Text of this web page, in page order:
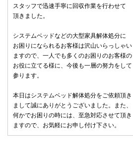
スタッフで迅速手寧に回収作業を行わせて
頂きました。
システムベッドなどの大型家具解体処分に
お困りになられるお客様は沢山いらっしゃい
ますので、一人でも多くのお困りのお客様の
お役に立てる様に、今後も一層の努力をして
参ります。
本日はシステムベッド解体処分をご依頼頂き
まして誠にありがとうございました。また、
何かでお困りの時には、至急対応させて頂き
ますので、お気軽にお申し付け下さい。